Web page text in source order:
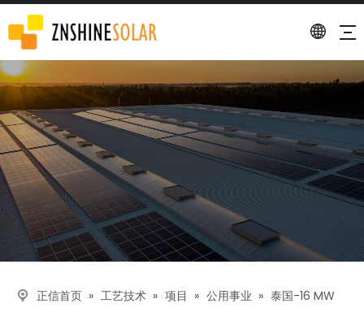
描述
正信首页 » 工艺技术 » 项目 » 公用事业 » 泰国-16 MW